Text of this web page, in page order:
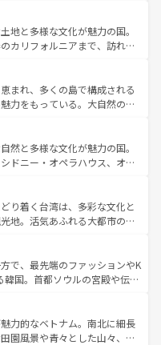
スイスならではのユニークな
だけでなく町歩きも満喫する
高いため物価も高いが、旅行
ともできる。 なお、新
一覧 を参照してほしい。
地と多様な文化が魅力の国。
カリフォルニアまで、訪れる
ショッピング、エンターテイ
スポットだ。一方、アメリカ
ランドキャニオンやイエロー
音楽と美食が融合した独特の
カの各地域で異なる魅力を楽
かな歴史を感じることができ
のアメリカ
してほしい。
まれ、多くの島で構成される
力をもっている。大自然の神
定番の観光地といえばオアフ
ならマウイ島やカウアイ島が
ンに輝く海をはじめ、豊かな
人々を迎えてくれるハワイの
ドやハワイアンミュージッ
、すべてがハワイの魅力を彩
ワイ情報
ほしい。
然と多様な文化が魅力の国。
ドニー・オペラハウス、オー
びえるウルル（エアーズロッ
生林やケアンズの熱帯雨林な
た、カフェやワイン、オージ
しており、サーフィンやダイ
ウトドア好きにはたまらな
魅力を存分に味わいつくそ
り着く台湾は、多彩な文化と
地。活気あふれる大都市の台
る台湾東部など、都市の喧騒
り、訪れる人に新しい発見と
た、奥深い台湾の食文化も魅
など、バラエティ豊かな料理
着の台湾情報は コンテンツ一覧を参
で、最先端のファッションやK
国。首都ソウルの宮殿や伝統
折々の自然美を楽しむことが
肉、絶品のストリートフード
待っている。夜には、韓国な
力的なベトナム。南北に細長
園風景や青々とした山々、世